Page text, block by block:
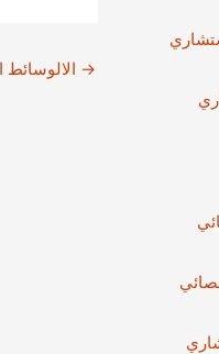
→ الالوسائط